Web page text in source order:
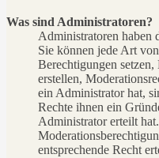
Was sind Administratoren?
Administratoren haben
Sie können jede Art
Berechtigungen
erstellen,
ein Administrator hat,
Rechte ihnen ein
Administrator erteilt
entsprechende Recht